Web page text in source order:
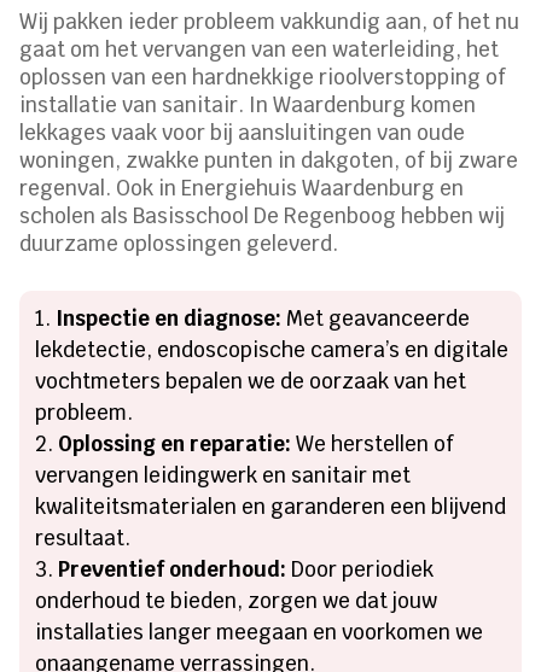
Wij pakken ieder probleem vakkundig aan, of het nu
gaat om het vervangen van een waterleiding, het
oplossen van een hardnekkige rioolverstopping of
installatie van sanitair. In Waardenburg komen
lekkages vaak voor bij aansluitingen van oude
woningen, zwakke punten in dakgoten, of bij zware
regenval. Ook in Energiehuis Waardenburg en
scholen als Basisschool De Regenboog hebben wij
duurzame oplossingen geleverd.
Inspectie en diagnose: Met geavanceerde
lekdetectie, endoscopische camera’s en digitale
vochtmeters bepalen we de oorzaak van het
probleem.
Oplossing en reparatie: We herstellen of
vervangen leidingwerk en sanitair met
kwaliteitsmaterialen en garanderen een blijvend
resultaat.
Preventief onderhoud: Door periodiek
onderhoud te bieden, zorgen we dat jouw
installaties langer meegaan en voorkomen we
onaangename verrassingen.